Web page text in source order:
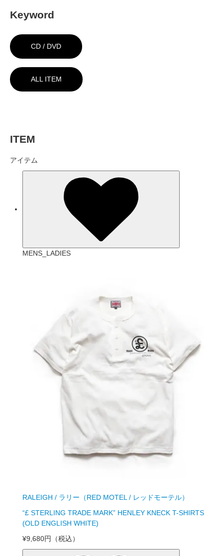
Keyword
CD / DVD
ALL ITEM
ITEM
アイテム
MENS_LADIES
RALEIGH / ラリー（RED MOTEL / レッドモーテル）
“£ STERLING TRADE MARK” HENLEY KNECK T-SHIRTS
(OLD ENGLISH WHITE)
¥9,680円 （税込）